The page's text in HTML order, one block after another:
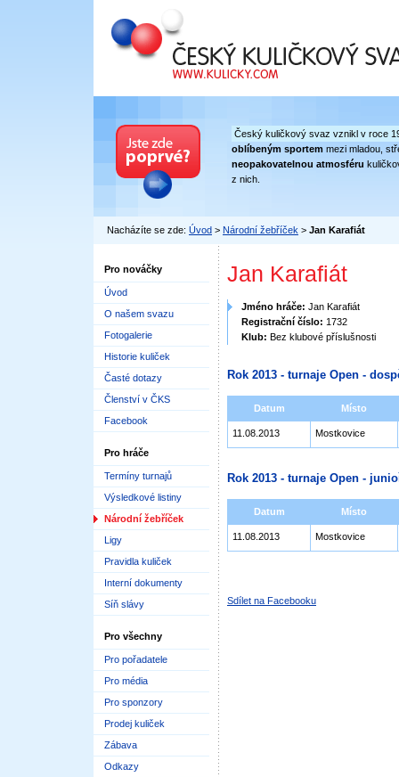
Český kuličkový svaz
Český kuličkový svaz vznikl v roce
oblíbeným sportem mezi mladou,
neopakovatelnou atmosféru
z nich.
Nacházíte se zde: Úvod > Národní žebříček > Jan Karafiát
Pro nováčky
Úvod
O našem svazu
Fotogalerie
Historie kuliček
Časté dotazy
Členství v ČKS
Facebook
Pro hráče
Termíny turnajů
Výsledkové listiny
Národní žebříček
Ligy
Pravidla kuliček
Interní dokumenty
Síň slávy
Pro všechny
Pro pořadatele
Pro média
Pro sponzory
Prodej kuliček
Zábava
Odkazy
Jan Karafiát
Jméno hráče: Jan Karafiát
Registrační číslo: 1732
Klub: Bez klubové příslušnosti
Rok 2013 - turnaje Open -
Datum Místo
11.08.2013 Mostkovice
Rok 2013 - turnaje Open -
Datum Místo
11.08.2013 Mostkovice
Sdílet na Facebooku